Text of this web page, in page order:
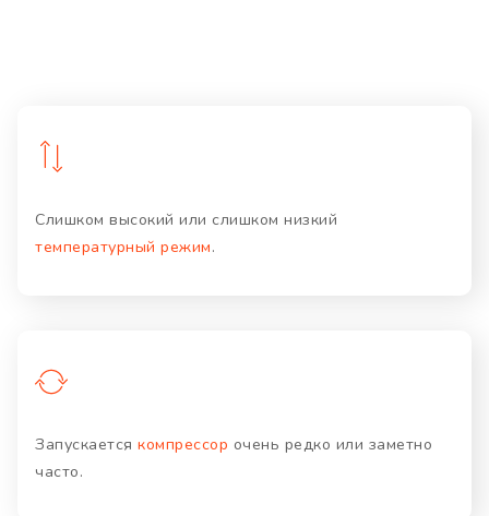
Слишком высокий или слишком низкий
температурный режим.
Запускается компрессор очень редко или заметно
часто.